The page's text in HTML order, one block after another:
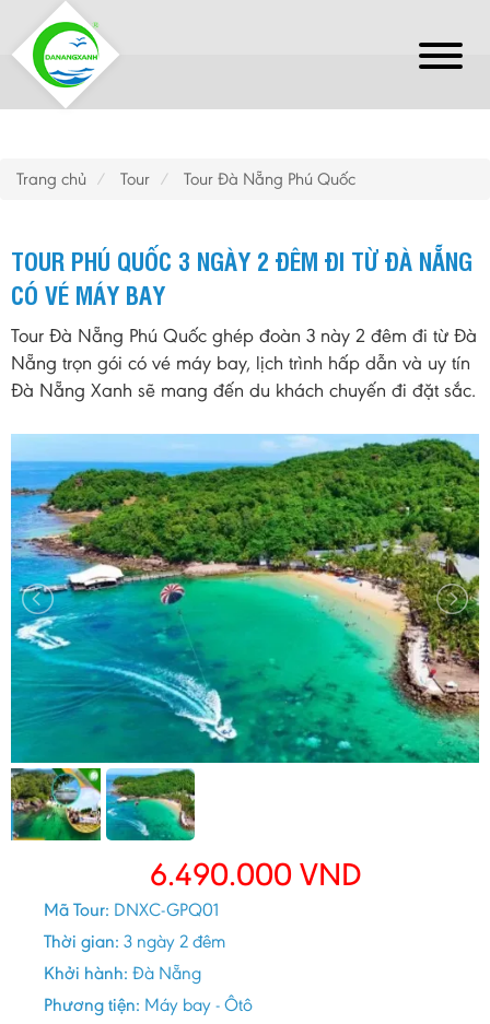
Trang chủ Tour Tour Đà Nẵng Phú Quốc
TOUR PHÚ QUỐC 3 NGÀY 2 ĐÊM ĐI TỪ ĐÀ NẴNG
CÓ VÉ MÁY BAY
Tour Đà Nẵng Phú Quốc ghép đoàn 3 này 2 đêm đi từ Đà
Nẵng trọn gói có vé máy bay, lịch trình hấp dẫn và uy tín
Đà Nẵng Xanh sẽ mang đến du khách chuyến đi đặt sắc.
6.490.000 VND
Mã Tour: DNXC-GPQ01
Thời gian: 3 ngày 2 đêm
Khởi hành: Đà Nẵng
Phương tiện: Máy bay - Ôtô